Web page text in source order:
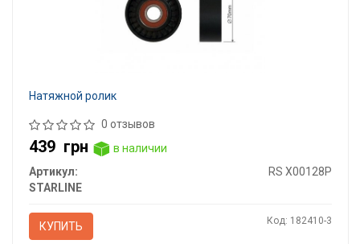
Натяжной ролик
0 отзывов
439 грн
в наличии
Артикул:
RS X00128P
STARLINE
КУПИТЬ Код: 182410-3